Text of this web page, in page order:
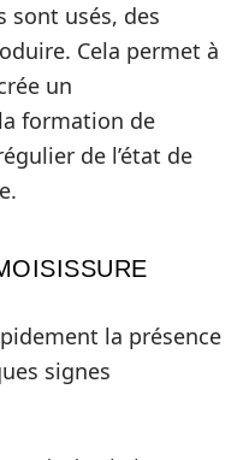
sont usés, des
Cela permet à
un
formation de
de l’état de
la présence
signes